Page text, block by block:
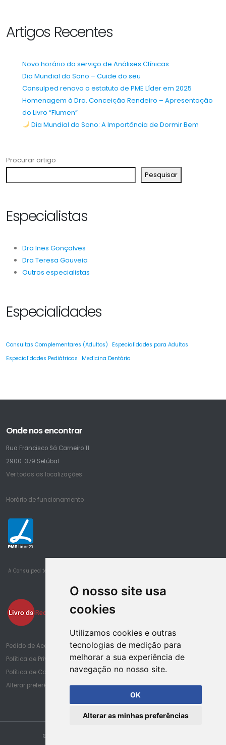
O nosso site usa
cookies
Utilizamos cookies e outras
tecnologias de medição para
melhorar a sua experiência de
navegação no nosso site.
OK
Alterar as minhas preferências
Artigos Recentes
Novo horário do serviço de Análises Clínicas
Dia Mundial do Sono – Cuide do seu
Consulped renova o estatuto de PME Líder em 2025
Homenagem à Dra. Conceição Rendeiro – Apresentação
do Livro “Flumen”
Dia Mundial do Sono: A Importância de Dormir Bem
Procurar artigo
Pesquisar
Especialistas
Dra Ines Gonçalves
Dra Teresa Gouveia
Outros especialistas
Especialidades
Consultas Complementares (Adultos)
Especialidades para Adultos
Especialidades Pediátricas
Medicina Dentária
Onde nos encontrar
Rua Francisco Sá Carneiro 11
2900-379 Setúbal
Ver todas as localizações
Horário de funcionamento
23
A Consulped tem obtido sucessivamente o estatuto de PME Lider desde 2016
Pedido de Acesso à Informação de Saúde
Política de Privacidade
Política de Cookies
Alterar preferências de cookies
© Copyright Consulped. Todos os direitos reservados.